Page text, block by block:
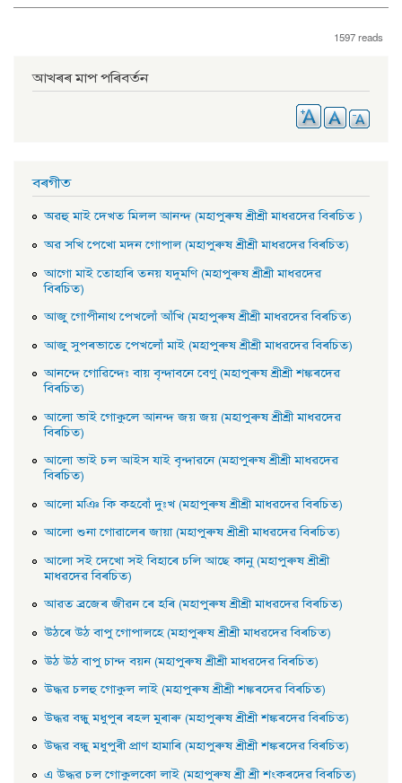
1597 reads
আখৰৰ মাপ পৰিবৰ্তন
বৰগীত
অৱহু মাই দেখত মিলল আনন্দ (মহাপুৰুষ শ্ৰীশ্ৰী মাধৱদেৱ বিৰচিত )
অৱ সখি পেখাে মদন গােপাল (মহাপুৰুষ শ্ৰীশ্ৰী মাধৱদেৱ বিৰচিত)
আগাে মাই তােহাৰি তনয় যদুমণি (মহাপুৰুষ শ্ৰীশ্ৰী মাধৱদেৱ
বিৰচিত)
আজু গােপীনাথ পেখলোঁ আঁখি (মহাপুৰুষ শ্ৰীশ্ৰী মাধৱদেৱ বিৰচিত)
আজু সুপৰভাতে পেখলোঁ মাই (মহাপুৰুষ শ্ৰীশ্ৰী মাধৱদেৱ বিৰচিত)
আনন্দে গােৱিন্দেঃ বায় বৃন্দাবনে বেণু (মহাপুৰুষ শ্ৰীশ্ৰী শঙ্কৰদেৱ
বিৰচিত)
আলাে ভাই গােকুলে আনন্দ জয় জয় (মহাপুৰুষ শ্ৰীশ্ৰী মাধৱদেৱ
বিৰচিত)
আলাে ভাই চল আইস যাই বৃন্দাৱনে (মহাপুৰুষ শ্ৰীশ্ৰী মাধৱদেৱ
বিৰচিত)
আলাে মঞি কি কহবোঁ দুঃখ (মহাপুৰুষ শ্ৰীশ্ৰী মাধৱদেৱ বিৰচিত)
আলাে শুনা গােৱালেৰ জায়া (মহাপুৰুষ শ্ৰীশ্ৰী মাধৱদেৱ বিৰচিত)
আলাে সই দেখাে সই বিহাৰে চলি আছে কানু (মহাপুৰুষ শ্ৰীশ্ৰী
মাধৱদেৱ বিৰচিত)
আৱত ব্ৰজেৰ জীৱন ৰে হৰি (মহাপুৰুষ শ্ৰীশ্ৰী মাধৱদেৱ বিৰচিত)
উঠৰে উঠ বাপু গােপালহে (মহাপুৰুষ শ্ৰীশ্ৰী মাধৱদেৱ বিৰচিত)
উঠ উঠ বাপু চান্দ বয়ন (মহাপুৰুষ শ্ৰীশ্ৰী মাধৱদেৱ বিৰচিত)
উদ্ধৱ চলহু গােকুল লাই (মহাপুৰুষ শ্ৰীশ্ৰী শঙ্কৰদেৱ বিৰচিত)
উদ্ধৱ বন্ধু মধুপুৰ ৰহল মুৰাৰু (মহাপুৰুষ শ্ৰীশ্ৰী শঙ্কৰদেৱ বিৰচিত)
উদ্ধৱ বন্ধু মধুপুৰী প্রাণ হামাৰি (মহাপুৰুষ শ্ৰীশ্ৰী শঙ্কৰদেৱ বিৰচিত)
এ উদ্ধৱ চল গােকুলকো লাই (মহাপুৰুষ শ্ৰী শ্ৰী শংকৰদেৱ বিৰচিত)